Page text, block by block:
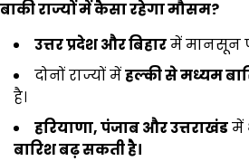
बाकी राज्यों में कैसा रहेगा मौसम?
उत्तर प्रदेश और बिहारमें मानसून
दोनों राज्यों मेंहल्की से मध्यम
है।
हरियाणा,पंजाब और उत्तराखंडमें
बारिश बढ़ सकती है।